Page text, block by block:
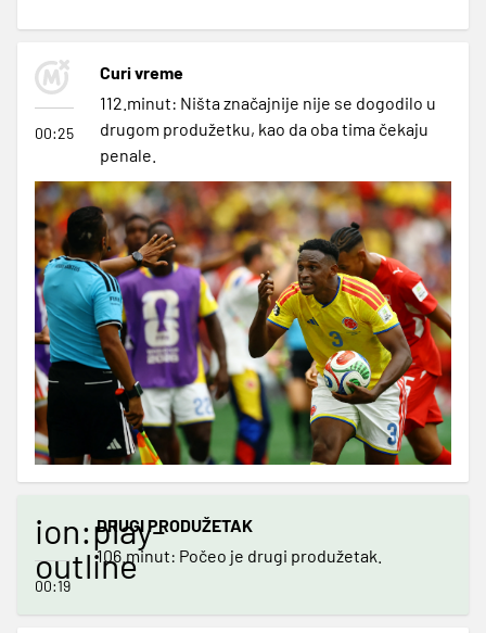
00:25
Curi vreme
112.minut: Ništa značajnije nije se dogodilo u
drugom produžetku, kao da oba tima čekaju
penale.
ion:play-
outline
00:19
DRUGI PRODUŽETAK
106.minut: Počeo je drugi produžetak.